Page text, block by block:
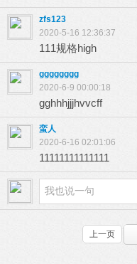
zfs123
2020-5-16 12:36:37
111规格high
gggggggg
2020-6-9 00:00:18
gghhhjjjhvvcff
蛮人
2020-6-16 02:01:06
11111111111111
上一页